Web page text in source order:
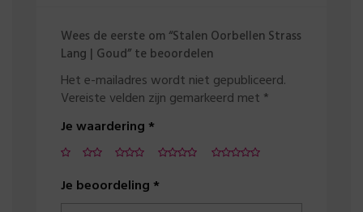
Wees de eerste om “Stalen Oorbellen Strass
Lang | Goud” te beoordelen
Het e-mailadres wordt niet gepubliceerd.
Vereiste velden zijn gemarkeerd met *
Je waardering*
Je beoordeling*